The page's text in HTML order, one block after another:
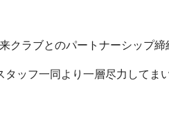
ラブとのパートナーシップ
ッフ一同より一層尽力してま